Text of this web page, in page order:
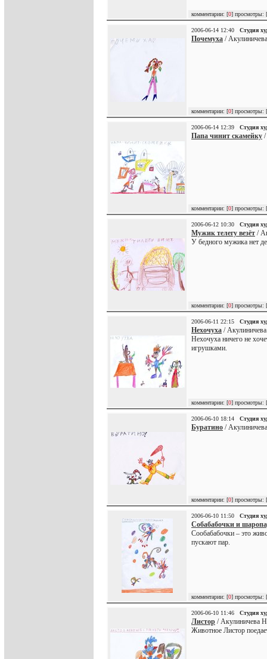
комментарии: [0] просмотры: [
2006-06-14 12:40 Студия
Почемуха /
комментарии: [0] просмотры: [
2006-06-14 12:39 Студия
Папа чинит скамейку /
комментарии: [0] просмотры: [
2006-06-12 10:30 Студия
Мужик телегу везёт /
У бедного мужика нет
комментарии: [0] просмотры: [
2006-06-11 22:15 Студия
Нехочуха /
Нехочуха ничего не
игрушками.
комментарии: [0] просмотры: [
2006-06-10 18:14 Студия
Буратино /
комментарии: [0] просмотры: [
2006-06-10 11:50 Студия
Собабабочки и
Сообабабочки – это
пускают пар.
комментарии: [0] просмотры: [
2006-06-10 11:46 Студия
Листор / Акулиничева
Животное Листор